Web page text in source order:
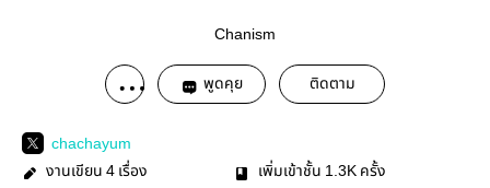
Chanism
พูดคุย ติดตาม
chachayum
งานเขียน 4 เรื่อง เพิ่มเข้าชั้น 1.3K ครั้ง